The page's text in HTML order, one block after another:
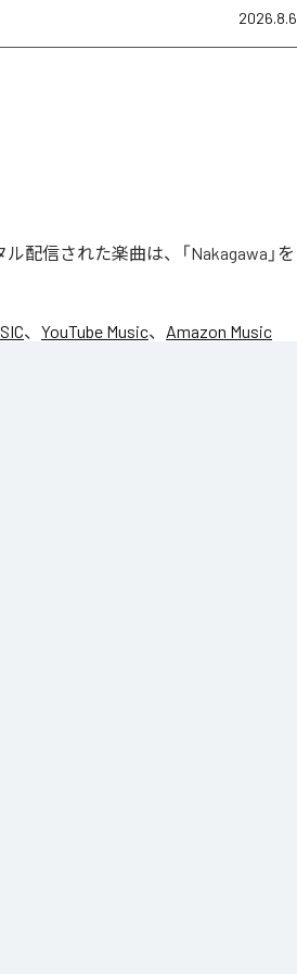
2026.8.6
配信された楽曲は、「Nakagawa」を
、 YouTube Music、 Amazon Music